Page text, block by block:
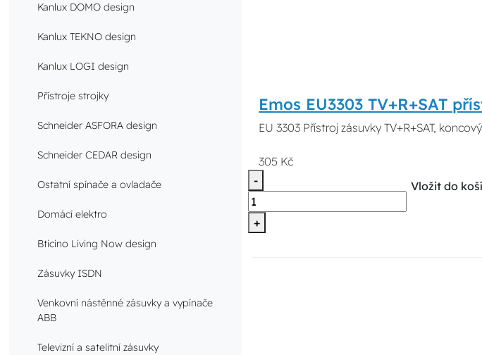
Kanlux DOMO design
Kanlux TEKNO design
Kanlux LOGI design
Přístroje strojky
Schneider ASFORA design
Schneider CEDAR design
Ostatní spínače a ovladače
Domácí elektro
Bticino Living Now design
Zásuvky ISDN
Venkovní nástěnné zásuvky a vypínače
ABB
Televizní a satelitní zásuvky
Emos EU3303 TV+R+SAT
EU 3303 Přístroj zásuvky TV+R+SAT, koncový
305 Kč
-
+
Vložit do